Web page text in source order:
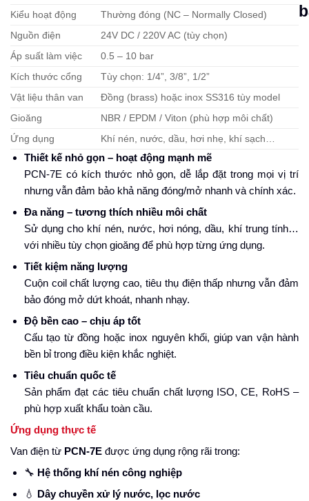
Kiểu hoạt động
Thường đóng (NC – Normally Closed)
Nguồn điện
24V DC / 220V AC (tùy chọn)
Áp suất làm việc
0.5 – 10 bar
Kích thước cổng
Tùy chọn: 1/4”, 3/8”, 1/2”
Vật liệu thân van
Đồng (brass) hoặc inox SS316 tùy model
Gioăng
NBR / EPDM / Viton (phù hợp môi chất)
Ứng dụng
Khí nén, nước, dầu, hơi nhẹ, khí sạch…
Thiết kế nhỏ gọn – hoạt động mạnh mẽ
PCN-7E có kích thước nhỏ gọn, dễ lắp đặt trong mọi vị trí
nhưng vẫn đảm bảo khả năng đóng/mở nhanh và chính xác.
Đa năng – tương thích nhiều môi chất
Sử dụng cho khí nén, nước, hơi nóng, dầu, khí trung tính…
với nhiều tùy chọn gioăng để phù hợp từng ứng dụng.
Tiết kiệm năng lượng
Cuộn coil chất lượng cao, tiêu thụ điện thấp nhưng vẫn đảm
bảo đóng mở dứt khoát, nhanh nhạy.
Độ bền cao – chịu áp tốt
Cấu tạo từ đồng hoặc inox nguyên khối, giúp van vận hành
bền bỉ trong điều kiện khắc nghiệt.
Tiêu chuẩn quốc tế
Sản phẩm đạt các tiêu chuẩn chất lượng ISO, CE, RoHS –
phù hợp xuất khẩu toàn cầu.
Ứng dụng thực tế
Van điện từ PCN-7E được ứng dụng rộng rãi trong:
🔧 Hệ thống khí nén công nghiệp
💧 Dây chuyền xử lý nước, lọc nước